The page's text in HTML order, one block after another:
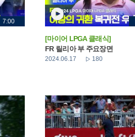
7:00
[마이어 LPGA 클래식]
FR 릴리아 부 주요장면
2024.06.17 180